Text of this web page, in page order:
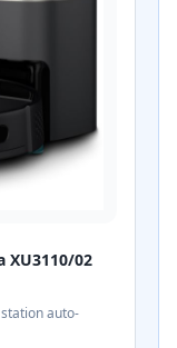
XU3110/02
auto-